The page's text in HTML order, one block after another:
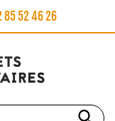
85 52 46 26